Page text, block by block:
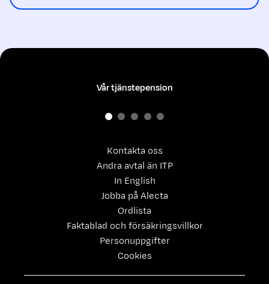
Kontakta oss
Andra avtal än ITP
In English
Jobba på Alecta
Ordlista
Faktablad och försäkringsvillkor
Personuppgifter
Cookies
Vår tjänstepension